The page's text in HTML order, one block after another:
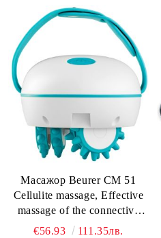
Масажор Beurer CM 51
Cellulite massage, Effective
massage of the connective
tissue, 2 level massage
€56.93 111.35лв.